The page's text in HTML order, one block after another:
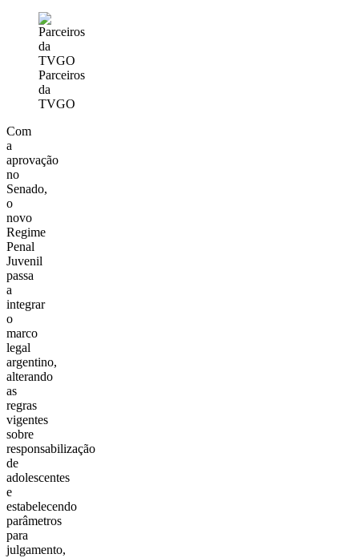
Parceiros
da
TVGO
Com
a
aprovação
no
Senado,
o
novo
Regime
Penal
Juvenil
passa
a
integrar
o
marco
legal
argentino,
alterando
as
regras
vigentes
sobre
responsabilização
de
adolescentes
e
estabelecendo
parâmetros
para
julgamento,